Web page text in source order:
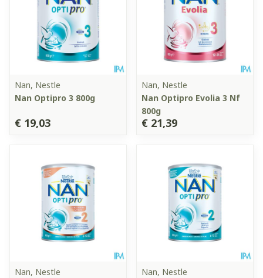
Nan, Nestle
Nan Optipro 3 800g
€ 19,03
Nan, Nestle
Nan Optipro Evolia 3 Nf
800g
€ 21,39
Nan, Nestle
Nan, Nestle